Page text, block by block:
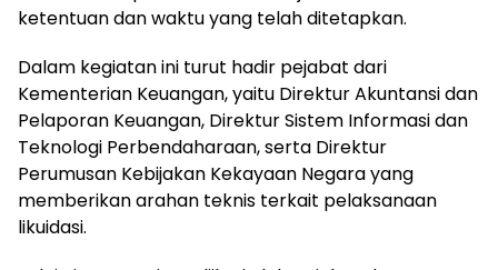
ketentuan dan waktu yang telah ditetapkan.
Dalam kegiatan ini turut hadir pejabat dari
Kementerian Keuangan, yaitu Direktur Akuntansi dan
Pelaporan Keuangan, Direktur Sistem Informasi dan
Teknologi Perbendaharaan, serta Direktur
Perumusan Kebijakan Kekayaan Negara yang
memberikan arahan teknis terkait pelaksanaan
likuidasi.